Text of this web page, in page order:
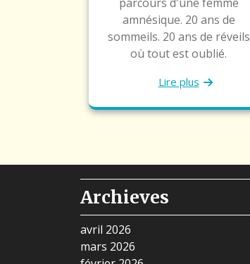
amnésique. 20 ans de
sommeils. 20 ans de réveils
où tout est oublié.
Lire plus
Archieves
avril 2026
mars 2026